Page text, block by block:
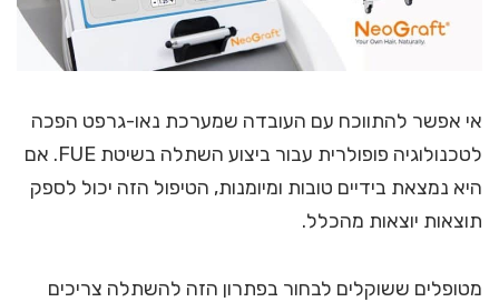
אי אפשר להתווכח עם העובדה שמערכת נאו-גרפט הפכה
לטכנולוגיה פופולרית עבור ביצוע השתלה בשיטת FUE. אם
היא נמצאת בידיים טובות ומיומנות, הטיפול הזה יכול לספק
תוצאות יוצאות מהכלל.
מטופלים ששוקלים לבחור בפתרון הזה להשתלה צריכים